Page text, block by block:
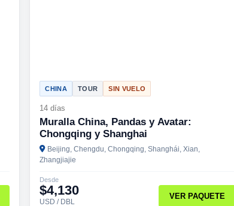
CHINA TOUR SIN VUELO
14 días
Muralla China, Pandas y Avatar:
Chongqing y Shanghai
Beijing, Chengdu, Chongqing, Shanghái, Xian,
Zhangjiajie
Desde
$4,130
USD / DBL
VER PAQUETE